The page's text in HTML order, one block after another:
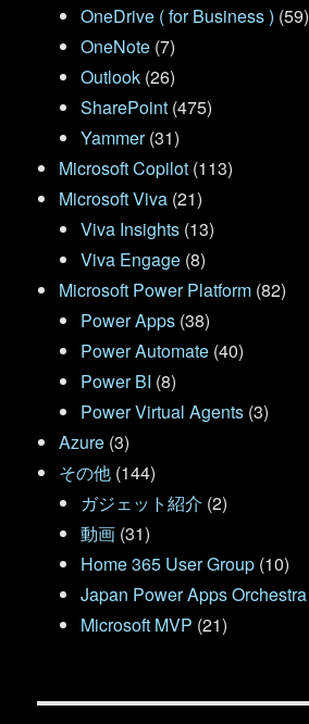
OneDrive ( for Business ) (59)
OneNote (7)
Outlook (26)
SharePoint (475)
Yammer(31)
Microsoft Copilot (113)
Microsoft Viva (21)
Viva Insights (13)
Viva Engage (8)
Microsoft Power Platform (82)
Power Apps (38)
Power Automate (40)
Power BI (8)
Power Virtual Agents (3)
Azure (3)
その他 (144)
ガジェット紹介 (2)
動画 (31)
Home 365 User Group (10)
Japan Power Apps Orchestra
Microsoft MVP (21)